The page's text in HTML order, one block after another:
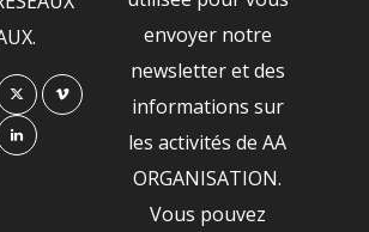
envoyer notre
newsletter et des
informations sur
les activités de AA
ORGANISATION.
Vous pouvez